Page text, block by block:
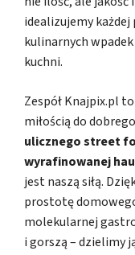
idealizujemy
kulinarnych
kuchni.
Zespół Knajpix.pl
miłością do
ulicznego street
wyrafinowanej
jest naszą siłą.
prostotę
molekularnej
i gorszą – dzielimy